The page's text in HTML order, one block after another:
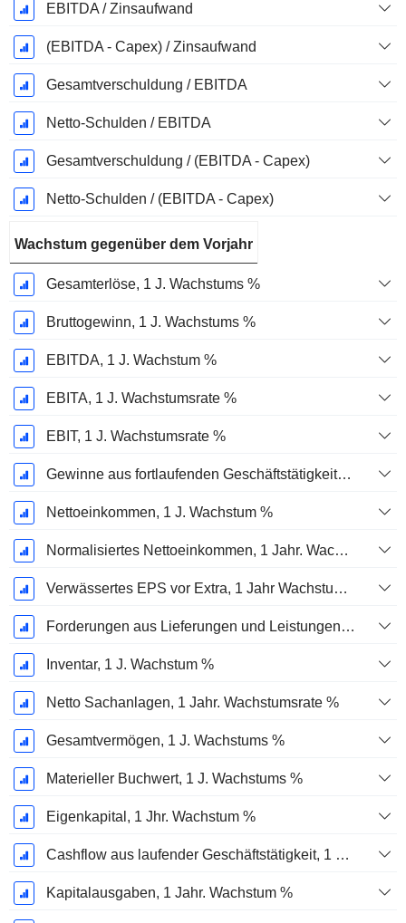
EBITDA / Zinsaufwand
(EBITDA - Capex) / Zinsaufwand
Gesamtverschuldung / EBITDA
Netto-Schulden / EBITDA
Gesamtverschuldung / (EBITDA - Capex)
Netto-Schulden / (EBITDA - Capex)
Wachstum gegenüber dem Vorjahr
Gesamterlöse, 1 J. Wachstums %
Bruttogewinn, 1 J. Wachstums %
EBITDA, 1 J. Wachstum %
EBITA, 1 J. Wachstumsrate %
EBIT, 1 J. Wachstumsrate %
Gewinne aus fortlaufenden Geschäftstätigkeiten, 1 Jahr Wachstumsrate %
Nettoeinkommen, 1 J. Wachstum %
Normalisiertes Nettoeinkommen, 1 Jahr. Wachstums %
Verwässertes EPS vor Extra, 1 Jahr Wachstumsrate %
Forderungen aus Lieferungen und Leistungen, 1 Jahr Wachstum %
Inventar, 1 J. Wachstum %
Netto Sachanlagen, 1 Jahr. Wachstumsrate %
Gesamtvermögen, 1 J. Wachstums %
Materieller Buchwert, 1 J. Wachstums %
Eigenkapital, 1 Jhr. Wachstum %
Cashflow aus laufender Geschäftstätigkeit, 1 Jähriges Wachstum in %
Kapitalausgaben, 1 Jahr. Wachstum %